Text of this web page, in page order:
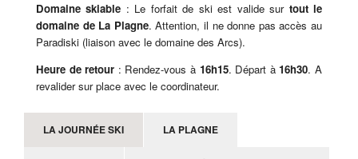
Domaine skiable : Le forfait de ski est valide surtout le
domaine de La Plagne. Attention, il ne donne pas accès au
Paradiski (liaison avec le domaine des Arcs).
Heure de retour : Rendez-vous à 16h15. Départ à16h30. A
revalider sur place avec le coordinateur.
LA JOURNÉE SKI LA PLAGNE